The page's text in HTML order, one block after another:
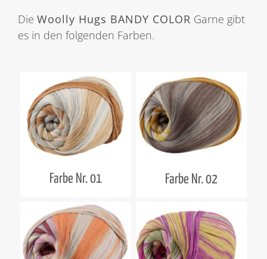
Die Woolly Hugs BANDY COLOR Garne gibt
es in den folgenden Farben.
Farbe Nr. 01 Farbe Nr. 02